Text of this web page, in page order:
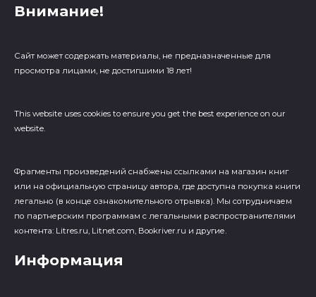
Внимание!
Сайт может содержать материалы, не предназначенные для
просмотра лицами, не достигшими 18 лет!
This website uses cookies to ensure you get the best experience on our
website.
Фрагменты произведений cнабжены ссылками на магазин книг
или на официальную страницу автора, где доступна покупка книги
легально (в конце ознакомительного отрывка). Мы сотрудничаем
по партнерским программам с легальными распространителями
контента: Litres.ru, Litnet.com, Bookriver.ru и другие.
Информация